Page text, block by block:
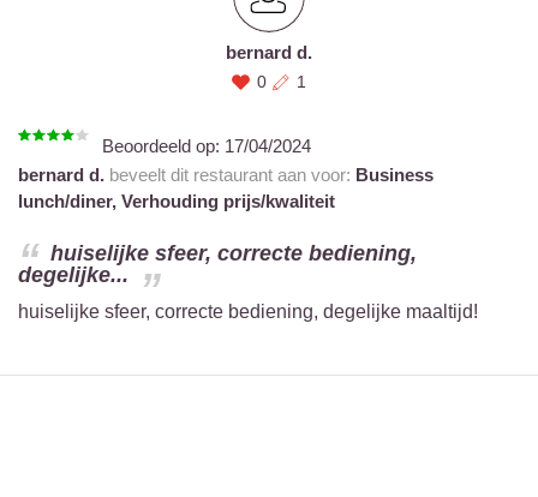
bernard d.
0 1
Beoordeeld op: 17/04/2024
bernard d. beveelt dit restaurant aan voor: Business
lunch/diner, Verhouding prijs/kwaliteit
huiselijke sfeer, correcte bediening,
degelijke...
huiselijke sfeer, correcte bediening, degelijke maaltijd!